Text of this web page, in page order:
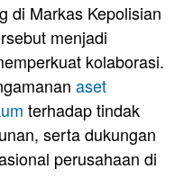
di Markas Kepolisian
menjadi
kolaborasi.
aset
terhadap tindak
serta dukungan
perusahaan di